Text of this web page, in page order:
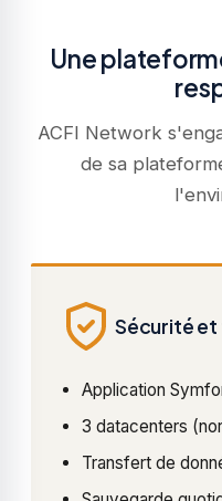
Une
ACFI Network
de sa
Sécurité
Application
3 datacenters
Transfert de